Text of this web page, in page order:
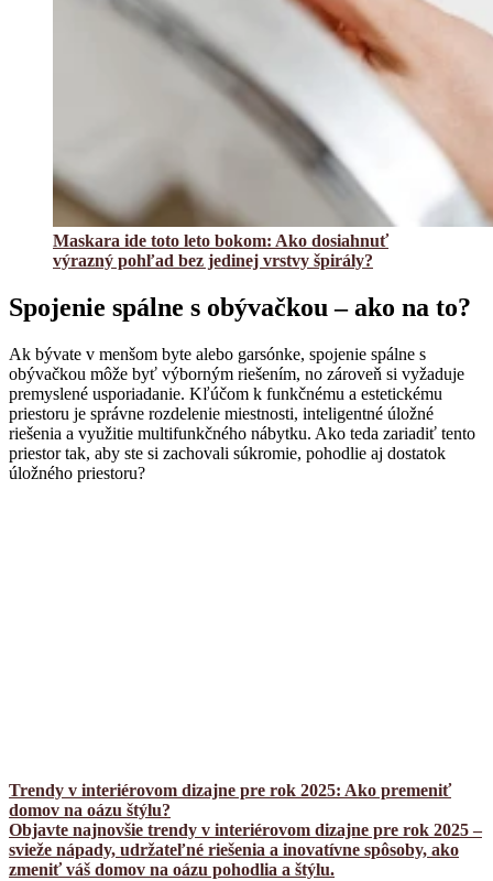
Maskara ide toto leto bokom: Ako dosiahnuť
výrazný pohľad bez jedinej vrstvy špirály?
Spojenie spálne s obývačkou – ako na to?
Ak bývate v menšom byte alebo garsónke, spojenie spálne s
obývačkou môže byť výborným riešením, no zároveň si vyžaduje
premyslené usporiadanie. Kľúčom k funkčnému a estetickému
priestoru je správne rozdelenie miestnosti, inteligentné úložné
riešenia a využitie multifunkčného nábytku. Ako teda zariadiť tento
priestor tak, aby ste si zachovali súkromie, pohodlie aj dostatok
úložného priestoru?
Trendy v interiérovom dizajne pre rok 2025: Ako premeniť
domov na oázu štýlu?
Objavte najnovšie trendy v interiérovom dizajne pre rok 2025 –
svieže nápady, udržateľné riešenia a inovatívne spôsoby, ako
zmeniť váš domov na oázu pohodlia a štýlu.